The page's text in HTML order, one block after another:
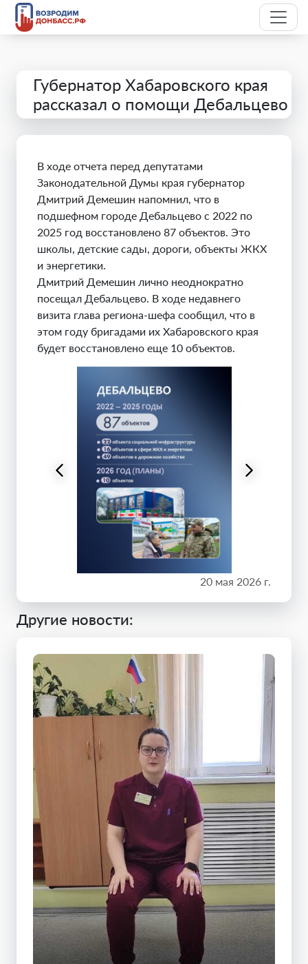
Губернатор Хабаровского края
рассказал о помощи Дебальцево
В ходе отчета перед депутатами
Законодательной Думы края губернатор
Дмитрий Демешин напомнил, что в
подшефном городе Дебальцево с 2022 по
2025 год восстановлено 87 объектов. Это
школы, детские сады, дороги, объекты ЖКХ
и энергетики.
Дмитрий Демешин лично неоднократно
посещал Дебальцево. В ходе недавнего
визита глава региона-шефа сообщил, что в
этом году бригадами их Хабаровского края
будет восстановлено еще 10 объектов.
20 мая 2026 г.
Другие новости: